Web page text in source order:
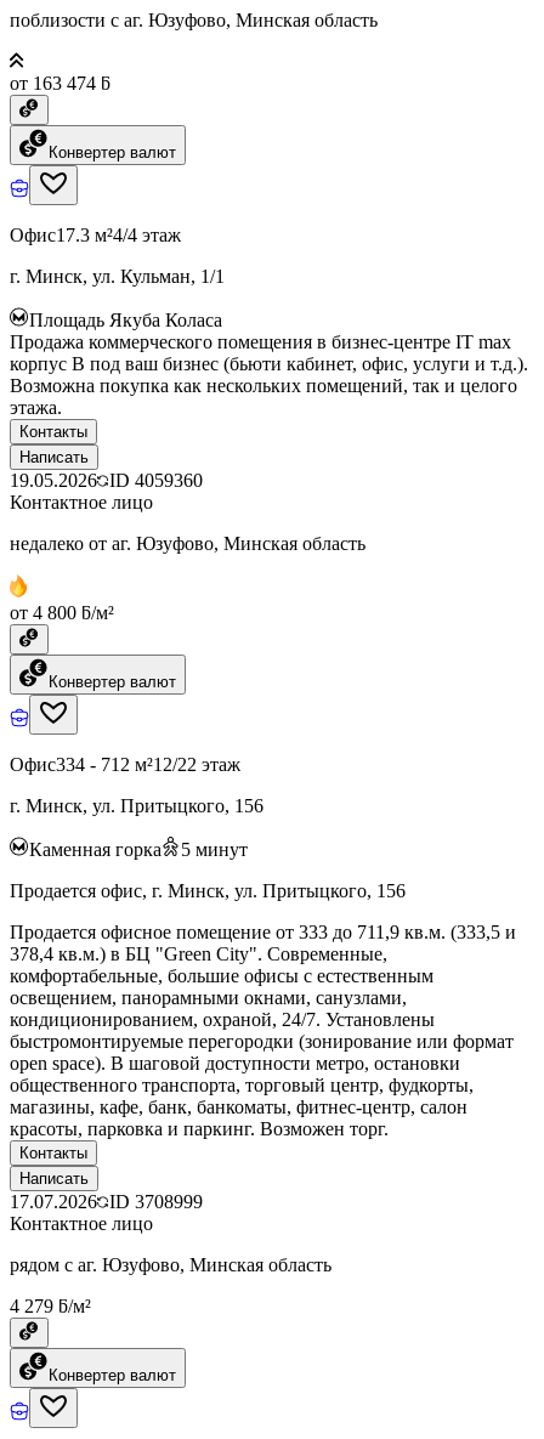
поблизости с аг. Юзуфово, Минская область
от 163 474 ƃ
Конвертер валют
Офис17.3 м²4/4 этаж
г. Минск, ул. Кульман, 1/1
Площадь Якуба Коласа
Продажа коммерческого помещения в бизнес-центре IT max
корпус B под ваш бизнес (бьюти кабинет, офис, услуги и т.д.).
Возможна покупка как нескольких помещений, так и целого
этажа.
Контакты
Написать
19.05.2026 ID 4059360
Контактное лицо
недалеко от аг. Юзуфово, Минская область
от 4 800 ƃ/м²
Конвертер валют
Офис334 - 712 м²12/22 этаж
г. Минск, ул. Притыцкого, 156
Каменная горка 5 минут
Продается офис, г. Минск, ул. Притыцкого, 156
Продается офисное помещение от 333 до 711,9 кв.м. (333,5 и
378,4 кв.м.) в БЦ "Green City". Современные,
комфортабельные, большие офисы с естественным
освещением, панорамными окнами, санузлами,
кондиционированием, охраной, 24/7. Установлены
быстромонтируемые перегородки (зонирование или формат
open space). В шаговой доступности метро, остановки
общественного транспорта, торговый центр, фудкорты,
магазины, кафе, банк, банкоматы, фитнес-центр, салон
красоты, парковка и паркинг. Возможен торг.
Контакты
Написать
17.07.2026 ID 3708999
Контактное лицо
рядом с аг. Юзуфово, Минская область
4 279 ƃ/м²
Конвертер валют